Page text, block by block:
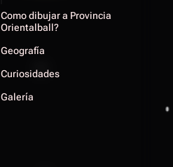
Como dibujar a Provincia
Orientalball?
Geografía
Curiosidades
Galería